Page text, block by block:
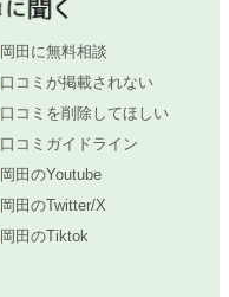
岡田に無料相談
口コミが掲載されない
口コミを削除してほしい
口コミガイドライン
岡田のYoutube
岡田のTwitter/X
岡田のTiktok